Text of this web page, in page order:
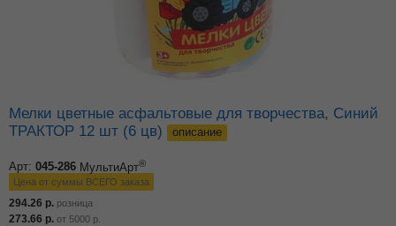
Мелки цветные асфальтовые для творчества, Синий
ТРАКТОР 12 шт (6 цв)
описание
Арт: 045-286 МультиАрт®
Цена от суммы ВСЕГО заказа
294.26 р. розница
273.66 р. от 5000 р.